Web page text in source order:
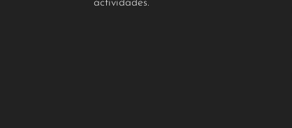
actividades.